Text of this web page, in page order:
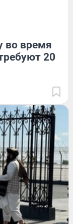
во время
20